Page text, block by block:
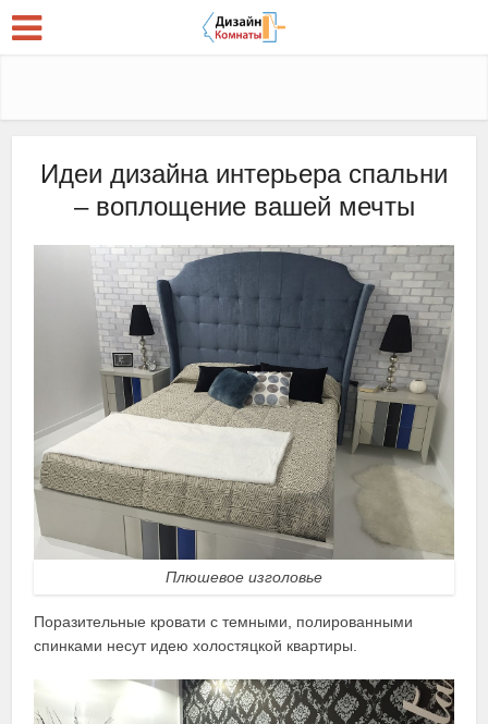
Идеи дизайна интерьера спальни
– воплощение вашей мечты
Плюшевое изголовье
Поразительные кровати с темными, полированными
спинками несут идею холостяцкой квартиры.